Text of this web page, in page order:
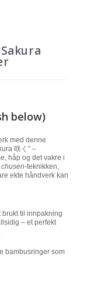
below)
med denne
咲く” –
håp og det vakre i
chusen-teknikken,
ekte håndverk kan
brukt til innpakning
– et perfekt
bambusringer som